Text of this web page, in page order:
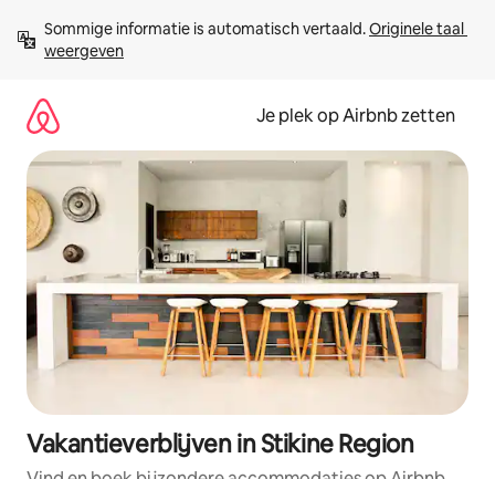
direct
naar
Sommige informatie is automatisch vertaald. Originele taal
weergeven
Je plek op Airbnb zetten
Vakantieverblijven in Stikine Region